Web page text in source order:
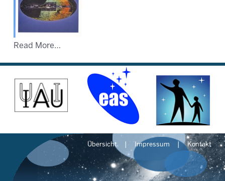
Read More…
Übersicht Impressum Kontakt